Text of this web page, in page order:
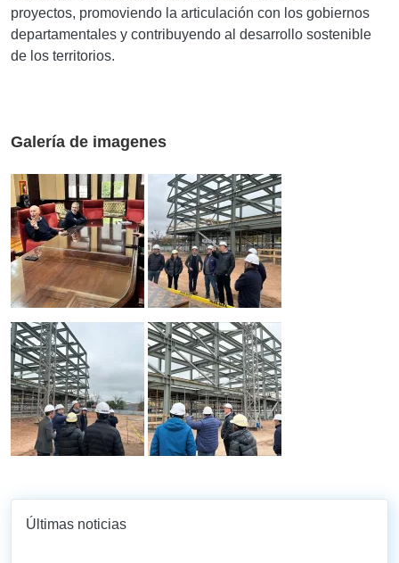
proyectos, promoviendo la articulación con los gobiernos
departamentales y contribuyendo al desarrollo sostenible
de los territorios.
Galería de imagenes
Últimas noticias